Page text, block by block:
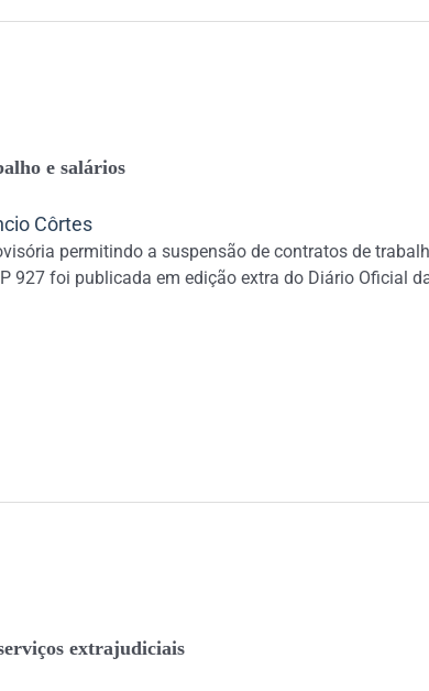
e salários
Côrtes
permitindo a suspensão de contratos de
927 foi publicada em edição extra do Diário Oficial
extrajudiciais